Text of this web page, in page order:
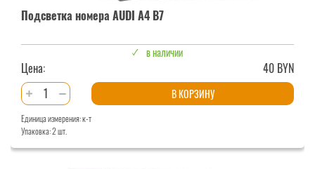
Подсветка номера AUDI A4 B7
в наличии
Цена:
40 BYN
Количество
товара
Подсветка
номера
В КОРЗИНУ
Единица измерения: к-т
Упаковка: 2 шт.